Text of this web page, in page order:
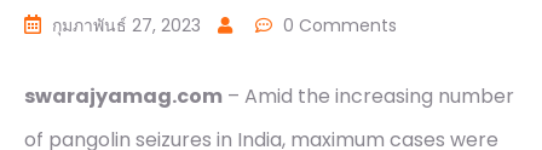
กุมภาพันธ์ 27, 2023 0 Comments
swarajyamag.com – Amid the increasing number
of pangolin seizures in India, maximum cases were